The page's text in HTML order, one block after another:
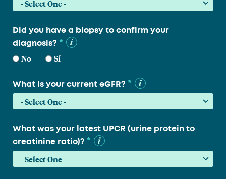
Did you have a biopsy to confirm your
diagnosis? *
No Sí
What is your current eGFR? *
What was your latest UPCR (urine protein to
creatinine ratio)? *